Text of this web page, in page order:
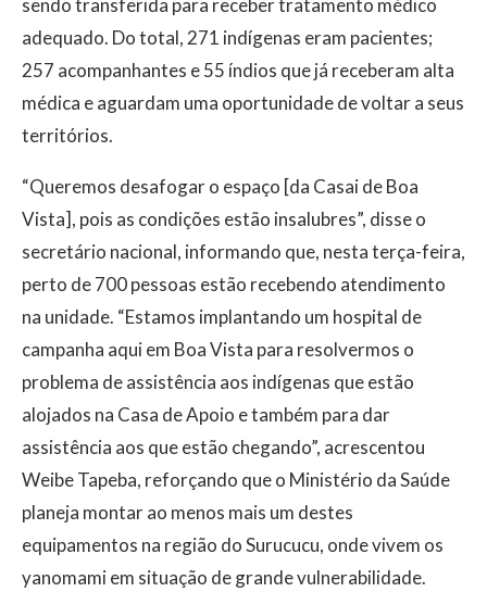
sendo transferida para receber tratamento médico
adequado. Do total, 271 indígenas eram pacientes;
257 acompanhantes e 55 índios que já receberam alta
médica e aguardam uma oportunidade de voltar a seus
territórios.
“Queremos desafogar o espaço [da Casai de Boa
Vista], pois as condições estão insalubres”, disse o
secretário nacional, informando que, nesta terça-feira,
perto de 700 pessoas estão recebendo atendimento
na unidade. “Estamos implantando um hospital de
campanha aqui em Boa Vista para resolvermos o
problema de assistência aos indígenas que estão
alojados na Casa de Apoio e também para dar
assistência aos que estão chegando”, acrescentou
Weibe Tapeba, reforçando que o Ministério da Saúde
planeja montar ao menos mais um destes
equipamentos na região do Surucucu, onde vivem os
yanomami em situação de grande vulnerabilidade.